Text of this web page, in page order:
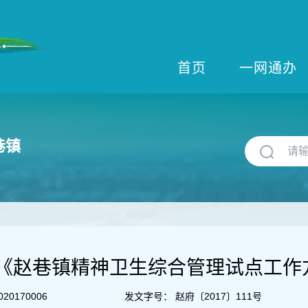
首页 一网通办
镇
赵巷镇精神卫生综合管理试点工
发文字号： 赵府〔2017〕111号